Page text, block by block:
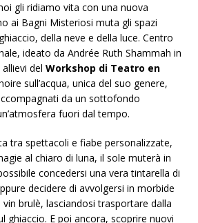
gli ridiamo vita con una nuova
ai Bagni Misteriosi muta gli spazi
della neve e della luce. Centro
ideato da Andrée Ruth Shammah in
del Workshop di Teatro en
sull’acqua, unica del suo genere,
da un sottofondo
fuori dal tempo.
tra spettacoli e fiabe personalizzate,
al chiaro di luna, il sole muterà in
concedersi una vera tintarella di
decidere di avvolgersi in morbide
brulè, lasciandosi trasportare dalla
ghiaccio. E poi ancora, scoprire nuovi